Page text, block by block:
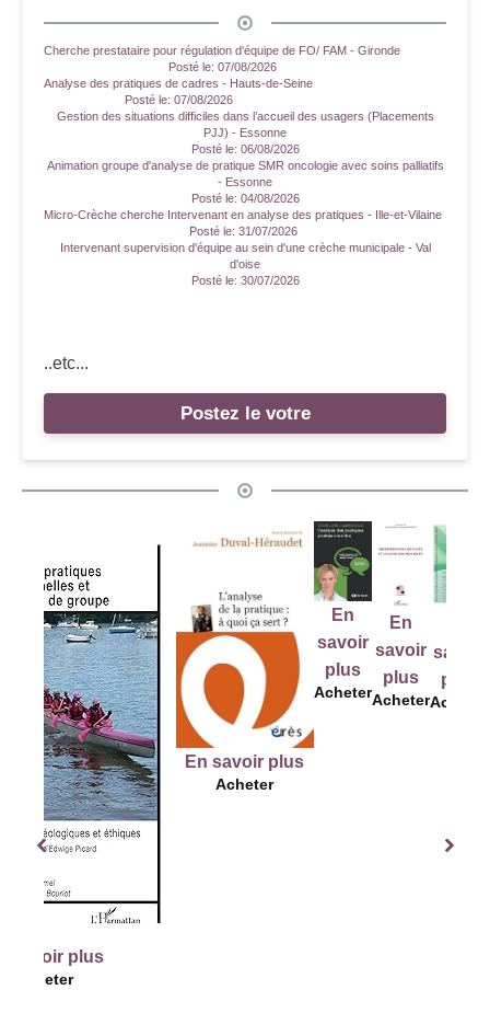
Cherche prestataire pour régulation d'équipe de FO/ FAM - Gironde
Posté le: 07/08/2026
Analyse des pratiques de cadres - Hauts-de-Seine
Posté le: 07/08/2026
Gestion des situations difficiles dans l’accueil des usagers (Placements
PJJ) - Essonne
Posté le: 06/08/2026
Animation groupe d'analyse de pratique SMR oncologie avec soins palliatifs
- Essonne
Posté le: 04/08/2026
Micro-Crèche cherche Intervenant en analyse des pratiques - Ille-et-Vilaine
Posté le: 31/07/2026
Intervenant supervision d'équipe au sein d'une crèche municipale - Val
d'oise
Posté le: 30/07/2026
..etc...
Postez le votre
plus
En savoir plus
Acheter
En
savoir
plus
Acheter
En
savoir
plus
Acheter
En
savoir
plus
Acheter
savoir
plus
Acheter